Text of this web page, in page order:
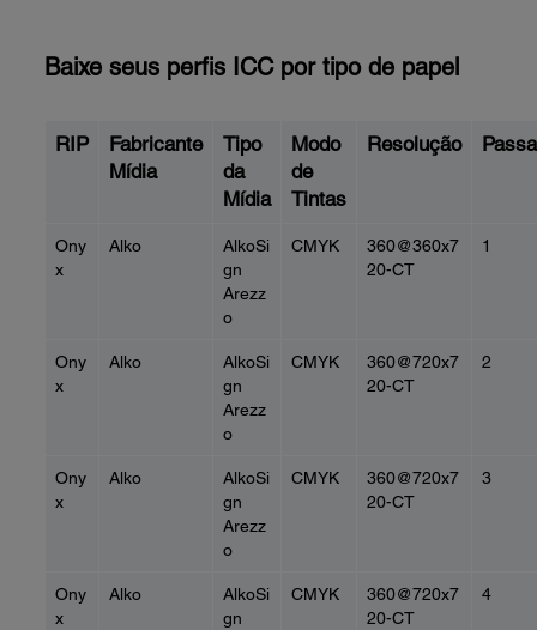
Baixe seus perfis ICC por tipo de papel
RIP
Fabricante
Mídia
Tipo
da
Mídia
Modo
de
Tintas
Resolução
Ony
x
Alko
AlkoSi
gn
Arezz
o
CMYK
360@360x7
20-CT
1
Ony
x
Alko
AlkoSi
gn
Arezz
o
CMYK
360@720x7
20-CT
2
Ony
x
Alko
AlkoSi
gn
Arezz
o
CMYK
360@720x7
20-CT
3
Ony
x
Alko
AlkoSi
gn
CMYK
360@720x7
20-CT
4